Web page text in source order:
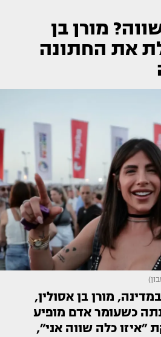
מורן בן
את החתונה
מורן בן אסולין,
כשעומר אדם מופיע
״איזו כלה שווה אני״,